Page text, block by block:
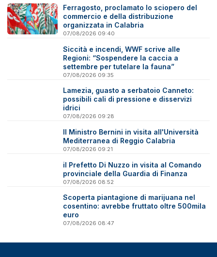
Ferragosto, proclamato lo sciopero del
commercio e della distribuzione
organizzata in Calabria
07/08/2026 09:40
Siccità e incendi, WWF scrive alle
Regioni: “Sospendere la caccia a
settembre per tutelare la fauna”
07/08/2026 09:35
Lamezia, guasto a serbatoio Canneto:
possibili cali di pressione e disservizi
idrici
07/08/2026 09:28
Il Ministro Bernini in visita all'Università
Mediterranea di Reggio Calabria
07/08/2026 09:21
il Prefetto Di Nuzzo in visita al Comando
provinciale della Guardia di Finanza
07/08/2026 08:52
Scoperta piantagione di marijuana nel
cosentino: avrebbe fruttato oltre 500mila
euro
07/08/2026 08:47